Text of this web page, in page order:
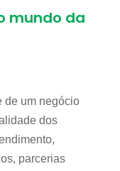
mundo da
de um negócio
dos
parcerias